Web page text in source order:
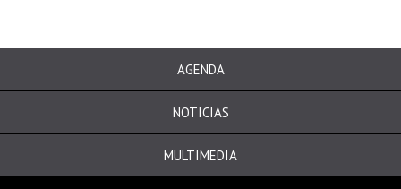
AGENDA
NOTICIAS
MULTIMEDIA